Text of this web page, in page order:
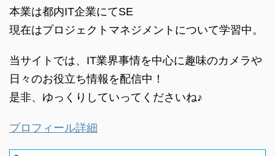
本業は都内IT企業にてSE
現在はプロジェクトマネジメントについて学習中。
当サイトでは、IT業界事情を中心に趣味のカメラや
日々のお役立ち情報を配信中！
是非、ゆっくりしていってくださいね♪
プロフィール詳細